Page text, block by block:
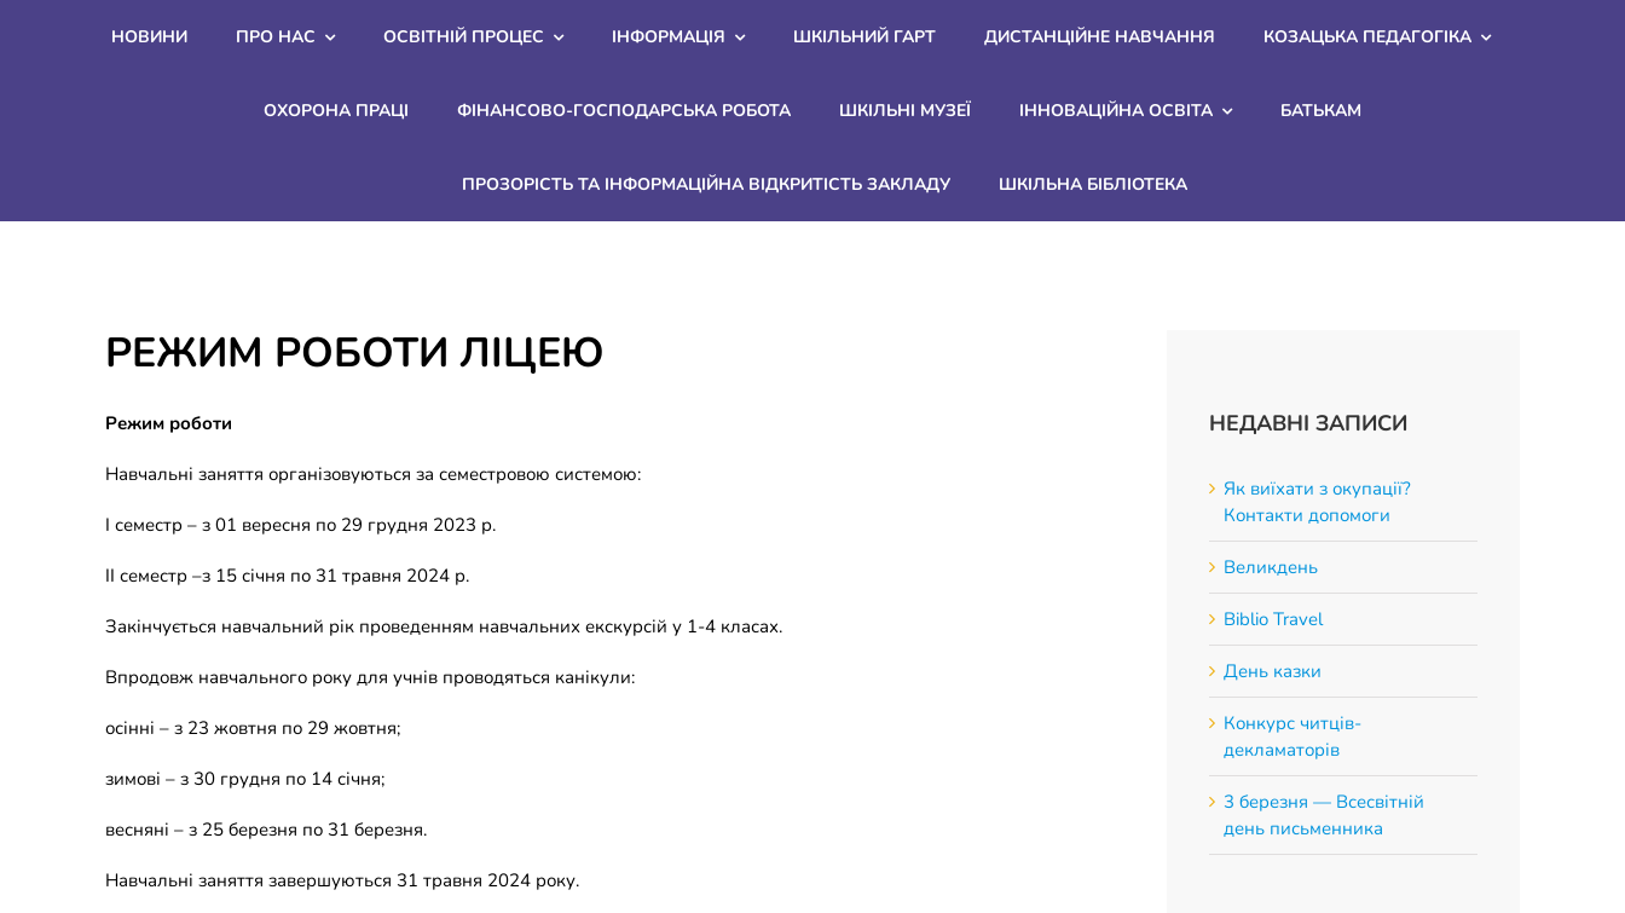
НОВИНИ ПРО НАС ОСВІТНІЙ ПРОЦЕС ІНФОРМАЦІЯ ШКІЛЬНИЙ ГАРТ ДИСТАНЦІЙНЕ НАВЧАННЯ КОЗАЦЬКА ПЕДАГОГІКА
ОХОРОНА ПРАЦІ ФІНАНСОВО-ГОСПОДАРСЬКА РОБОТА ШКІЛЬНІ МУЗЕЇ ІННОВАЦІЙНА ОСВІТА БАТЬКАМ
ПРОЗОРІСТЬ ТА ІНФОРМАЦІЙНА ВІДКРИТІСТЬ ЗАКЛАДУ ШКІЛЬНА БІБЛІОТЕКА
РЕЖИМ РОБОТИ ЛІЦЕЮ
Режим роботи
Навчальні заняття організовуються за семестровою системою:
І семестр – з 01 вересня по 29 грудня 2023 р.
ІІ семестр –з 15 січня по 31 травня 2024 р.
Закінчується навчальний рік проведенням навчальних екскурсій у 1-4 класах.
Впродовж навчального року для учнів проводяться канікули:
осінні – з 23 жовтня по 29 жовтня;
зимові – з 30 грудня по 14 січня;
весняні – з 25 березня по 31 березня.
Навчальні заняття завершуються 31 травня 2024 року.
НЕДАВНІ ЗАПИСИ
Як виїхати з окупації?
Контакти допомоги
Великдень
Biblio Travel
День казки
Конкурс читців-
декламаторів
3 березня — Всесвітній
день письменника